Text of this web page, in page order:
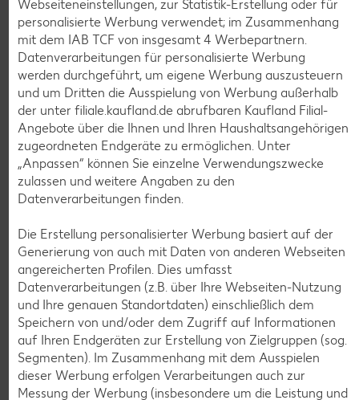
K-TAKE IT VEGGIE
versch. Sorten
je 400-g-Becher
(1 kg = 3.23)
1.29
Weitere Angebote anzeigen
Diese Artikel findest du an unserer
Frischetheke
Webseiteneinstellungen, zur Statistik-Erstellung oder für
personalisierte Werbung verwendet; im Zusammenhang
mit dem IAB TCF von insgesamt 4 Werbepartnern.
Datenverarbeitungen für personalisierte Werbung
werden durchgeführt, um eigene Werbung auszusteuern
und um Dritten die Ausspielung von Werbung außerhalb
der unter filiale.kaufland.de abrufbaren Kaufland Filial-
Angebote über die Ihnen und Ihren Haushaltsangehörigen
zugeordneten Endgeräte zu ermöglichen. Unter
„Anpassen“ können Sie einzelne Verwendungszwecke
zulassen und weitere Angaben zu den
Datenverarbeitungen finden.
Die Erstellung personalisierter Werbung basiert auf der
Generierung von auch mit Daten von anderen Webseiten
angereicherten Profilen. Dies umfasst
Datenverarbeitungen (z.B. über Ihre Webseiten-Nutzung
und Ihre genauen Standortdaten) einschließlich dem
Speichern von und/oder dem Zugriff auf Informationen
auf Ihren Endgeräten zur Erstellung von Zielgruppen (sog.
Segmenten). Im Zusammenhang mit dem Ausspielen
dieser Werbung erfolgen Verarbeitungen auch zur
Messung der Werbung (insbesondere um die Leistung und